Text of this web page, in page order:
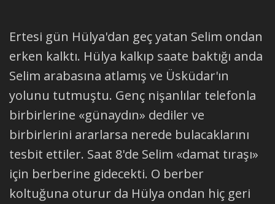
Ertesi gün Hülya'dan geç yatan Selim ondan
erken kalktı. Hülya kalkıp saate baktığı anda
Selim arabasına atlamış ve Üsküdar'ın
yolunu tutmuştu. Genç nişanlılar telefonla
birbirlerine «günaydın» dediler ve
birbirlerini ararlarsa nerede bulacaklarını
tesbit ettiler. Saat 8'de Selim «damat tıraşı»
için berberine gidecekti. O berber
koltuğuna oturur da Hülya ondan hiç geri